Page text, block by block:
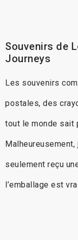
Souvenirs de
Journeys
Les souvenirs
postales, des
tout le monde sait
Malheureusement,
seulement reçu
l’emballage est